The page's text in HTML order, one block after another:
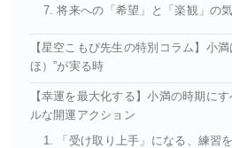
7. 将来への「希望」と「楽観」の
【星空こもぴ先生の特別コラム】小
ほ）”が実る時
【幸運を最大化する】小満の時期に
ルな開運アクション
1. 「受け取り上手」になる、練習